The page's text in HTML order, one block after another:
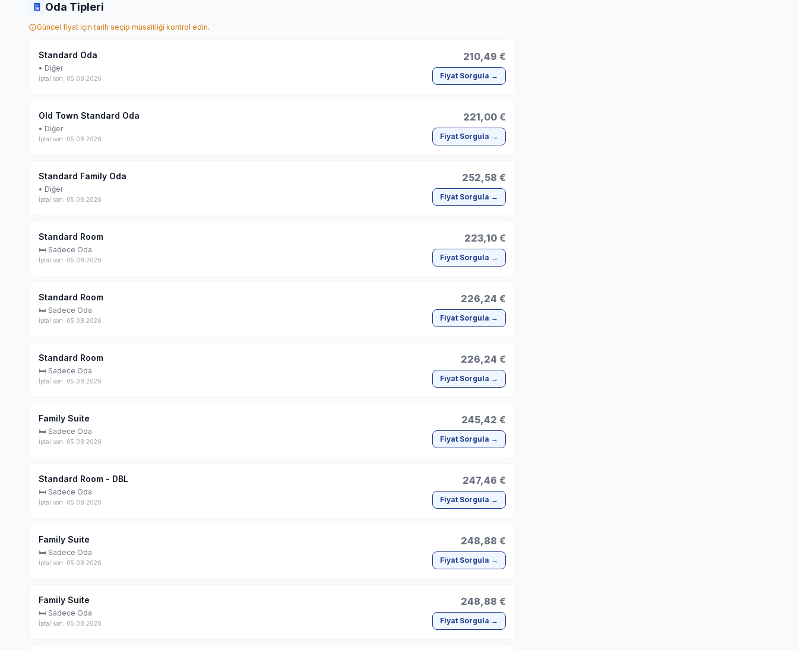
🚪 Oda Tipleri
Güncel fiyat için tarih seçip müsaitliği kontrol edin.
Standard Oda
• Diğer
İptal son: 05.08.2026
210,49 €
Fiyat Sorgula →
Old Town Standard Oda
• Diğer
İptal son: 05.08.2026
221,00 €
Fiyat Sorgula →
Standard Family Oda
• Diğer
İptal son: 05.08.2026
252,58 €
Fiyat Sorgula →
Standard Room
🛏 Sadece Oda
İptal son: 05.08.2026
223,10 €
Fiyat Sorgula →
Standard Room
🛏 Sadece Oda
İptal son: 05.08.2026
226,24 €
Fiyat Sorgula →
Standard Room
🛏 Sadece Oda
İptal son: 05.08.2026
226,24 €
Fiyat Sorgula →
Family Suite
🛏 Sadece Oda
İptal son: 05.08.2026
245,42 €
Fiyat Sorgula →
Standard Room - DBL
🛏 Sadece Oda
İptal son: 05.08.2026
247,46 €
Fiyat Sorgula →
Family Suite
🛏 Sadece Oda
İptal son: 05.08.2026
248,88 €
Fiyat Sorgula →
Family Suite
🛏 Sadece Oda
İptal son: 05.08.2026
248,88 €
Fiyat Sorgula →